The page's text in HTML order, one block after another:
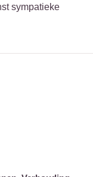
sympatieke